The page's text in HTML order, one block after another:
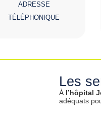
ADRESSE
TÉLÉPHONIQUE
Les
À l’hôpital
adéquats